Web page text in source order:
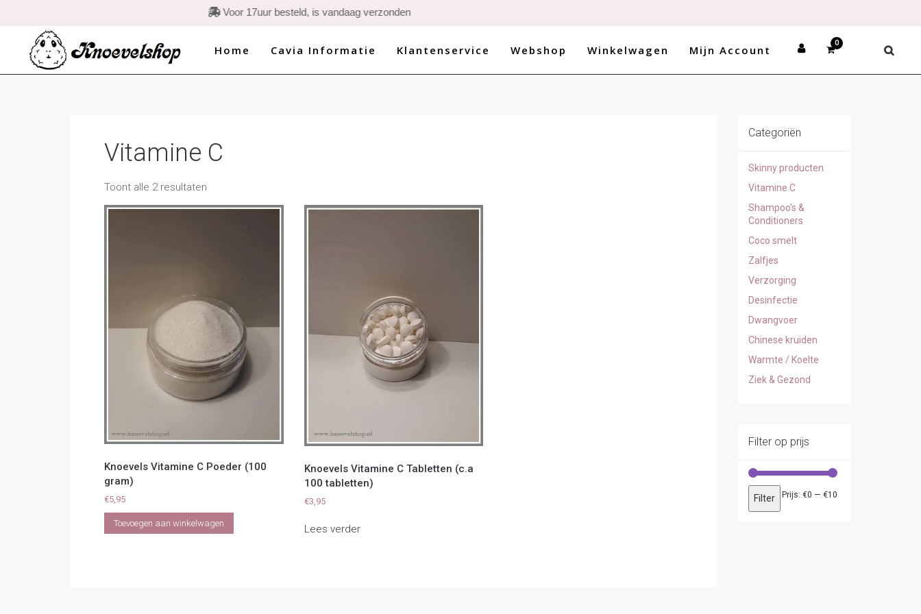
Home Cavia Informatie Klantenservice Webshop Winkelwagen Mijn Account
Vitamine C
Toont alle 2 resultaten
Knoevels Vitamine C Poeder (100
gram)
€5,95
Toevoegen aan winkelwagen
Knoevels Vitamine C Tabletten (c.a
100 tabletten)
€3,95
Lees verder
Categoriën
Skinny producten
Vitamine C
Shampoo's &
Conditioners
Coco smelt
Zalfjes
Verzorging
Desinfectie
Dwangvoer
Chinese kruiden
Warmte / Koelte
Ziek & Gezond
Filter op prijs
Filter Prijs: €0 — €10